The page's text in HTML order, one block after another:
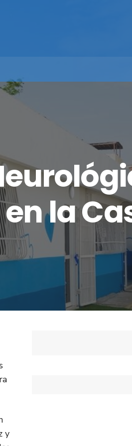
la
y